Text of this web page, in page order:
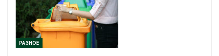
РАЗНОЕ